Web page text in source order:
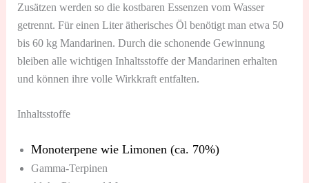
Zusätzen werden so die kostbaren Essenzen vom Wasser
getrennt. Für einen Liter ätherisches Öl benötigt man etwa 50
bis 60 kg Mandarinen. Durch die schonende Gewinnung
bleiben alle wichtigen Inhaltsstoffe der Mandarinen erhalten
und können ihre volle Wirkkraft entfalten.
Inhaltsstoffe
Monoterpene wie Limonen (ca. 70%)
Gamma-Terpinen